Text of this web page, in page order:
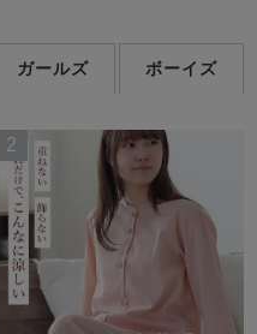
ガールズ ボーイズ
2